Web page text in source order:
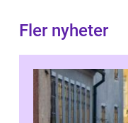
Fler nyheter